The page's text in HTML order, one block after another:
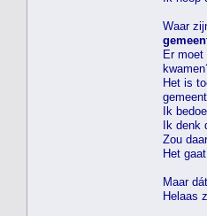
Waar
Er
Het is
Ik
Ik denk
Zou
Het
Maar
Helaas